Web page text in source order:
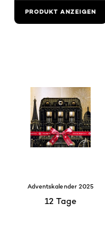
PRODUKT ANZEIGEN
Adventskalender 2025
12 Tage